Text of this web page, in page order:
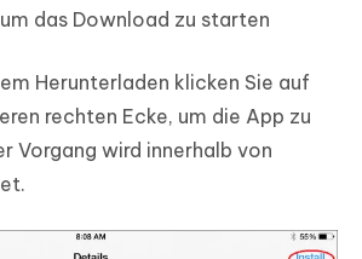
das Download zu starten
Herunterladen klicken Sie auf
rechten Ecke, um die App zu
Vorgang wird innerhalb von